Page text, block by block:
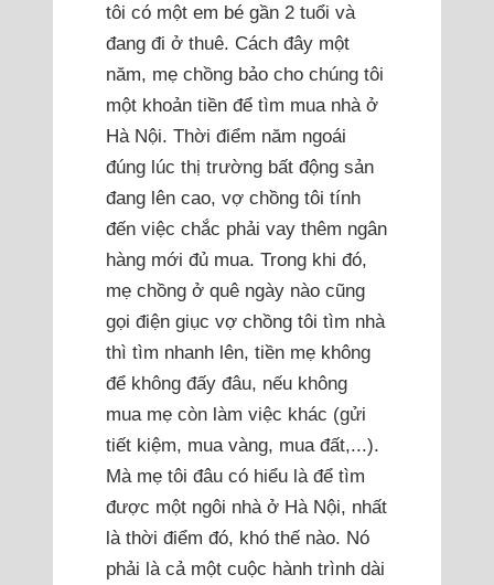
tôi có một em bé gần 2 tuổi và
đang đi ở thuê. Cách đây một
năm, mẹ chồng bảo cho chúng tôi
một khoản tiền để tìm mua nhà ở
Hà Nội. Thời điểm năm ngoái
đúng lúc thị trường bất động sản
đang lên cao, vợ chồng tôi tính
đến việc chắc phải vay thêm ngân
hàng mới đủ mua. Trong khi đó,
mẹ chồng ở quê ngày nào cũng
gọi điện giục vợ chồng tôi tìm nhà
thì tìm nhanh lên, tiền mẹ không
để không đấy đâu, nếu không
mua mẹ còn làm việc khác (gửi
tiết kiệm, mua vàng, mua đất,...).
Mà mẹ tôi đâu có hiểu là để tìm
được một ngôi nhà ở Hà Nội, nhất
là thời điểm đó, khó thế nào. Nó
phải là cả một cuộc hành trình dài